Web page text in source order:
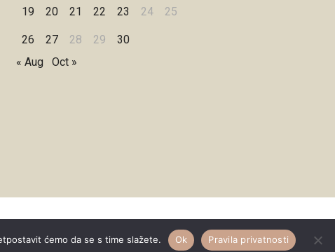
19 20 21 22 23 24 25
26 27 28 29
30
« Aug
Oct »
ćemo da se s time slažete.
Ok Pravila privatnosti